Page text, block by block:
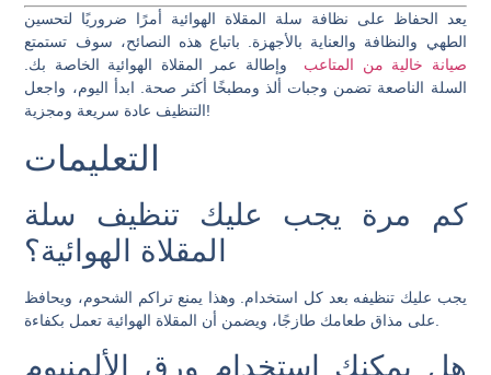
يعد الحفاظ على نظافة سلة المقلاة الهوائية أمرًا ضروريًا لتحسين
الطهي والنظافة والعناية بالأجهزة. باتباع هذه النصائح، سوف تستمتع
صيانة خالية من المتاعب
وإطالة عمر المقلاة الهوائية الخاصة بك.
السلة الناصعة تضمن وجبات ألذ ومطبخًا أكثر صحة. ابدأ اليوم، واجعل
التنظيف عادة سريعة ومجزية!
التعليمات
كم مرة يجب عليك تنظيف سلة
المقلاة الهوائية؟
يجب عليك تنظيفه بعد كل استخدام. وهذا يمنع تراكم الشحوم، ويحافظ
على مذاق طعامك طازجًا، ويضمن أن المقلاة الهوائية تعمل بكفاءة.
هل يمكنك استخدام ورق الألمنيوم